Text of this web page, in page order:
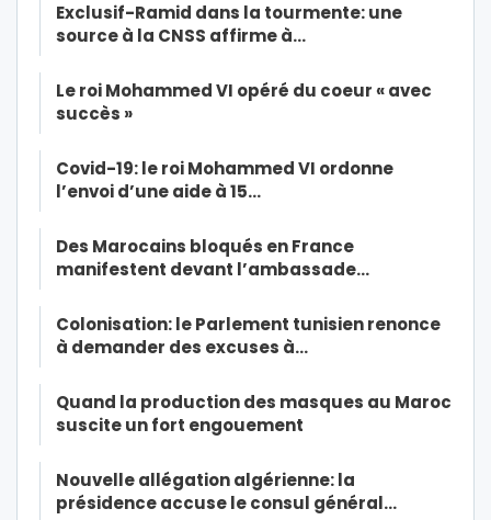
Exclusif-Ramid dans la tourmente: une
source à la CNSS affirme à…
Le roi Mohammed VI opéré du coeur « avec
succès »
Covid-19: le roi Mohammed VI ordonne
l’envoi d’une aide à 15…
Des Marocains bloqués en France
manifestent devant l’ambassade…
Colonisation: le Parlement tunisien renonce
à demander des excuses à…
Quand la production des masques au Maroc
suscite un fort engouement
Nouvelle allégation algérienne: la
présidence accuse le consul général…